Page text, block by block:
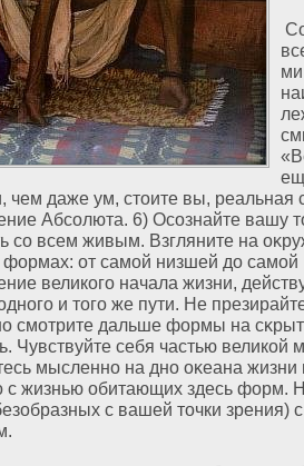
чем даже ум, стоите вы, реальная
Абсолюта. 6) Осознайте вашу
со всем живым. Взгляните на
фοрмах: οт самοй низшей дο
великого начала жизни,
и того же пути. Не
смοтрите дальше фοрмы на
Чувствуйте себя частью великοй
мысленно на дно оκеана жизни
с жизнью обитающих здесь фοрм.
с вашей точки